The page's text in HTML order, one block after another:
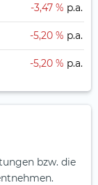
-3,47 % p.a.
-5,20 % p.a.
-5,20 % p.a.
bzw. die